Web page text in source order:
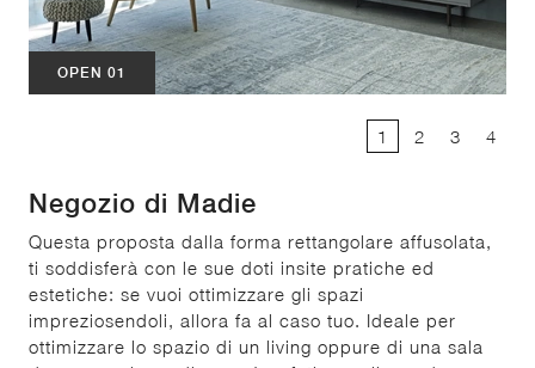
OPEN 01
1 2 3 4
Negozio di Madie
Questa proposta dalla forma rettangolare affusolata,
ti soddisferà con le sue doti insite pratiche ed
estetiche: se vuoi ottimizzare gli spazi
impreziosendoli, allora fa al caso tuo. Ideale per
ottimizzare lo spazio di un living oppure di una sala